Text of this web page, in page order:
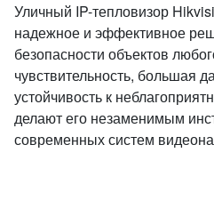
Уличный IP-тепловизор
надежное и эффективное
безопасности объектов
чувствительность, большая
устойчивость к
делают его незаменимым
современных систем